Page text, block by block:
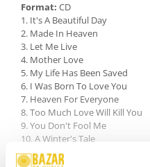
Format: CD
1. It's A Beautiful Day
2. Made In Heaven
3. Let Me Live
4. Mother Love
5. My Life Has Been Saved
6. I Was Born To Love You
7. Heaven For Everyone
8. Too Much Love Will Kill You
9. You Don't Fool Me
10. A Winter's Tale
11. It's A Beautiful Day (Reprise)